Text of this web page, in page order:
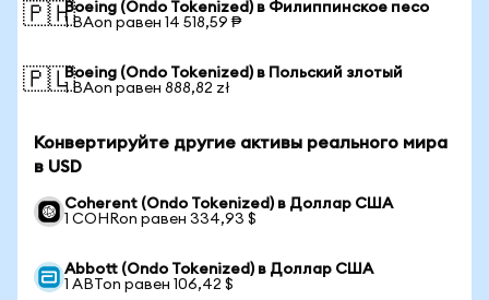
🇵🇭Boeing (Ondo Tokenized) в Филиппинское песо
1 BAon равен 14 518,59 ₱
🇵🇱Boeing (Ondo Tokenized) в Польский злотый
1 BAon равен 888,82 zł
Конвертируйте другие активы реального мира
в USD
Coherent (Ondo Tokenized) в Доллар США
1 COHRon равен 334,93 $
Abbott (Ondo Tokenized) в Доллар США
1 ABTon равен 106,42 $